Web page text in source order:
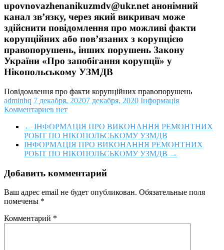
upovnovazhenanikuzmdv@ukr.net анонімний
канал зв’язку, через який викривач може
здійснити повідомлення про можливі факти
корупційних або пов’язаних з корупцією
правопорушень, інших порушень Закону
України «Про запобігання корупції» у
Нікопольському УЗМДВ
Повідомлення про факти корупційних правопорушень
adminhq 7 декабря, 20207 декабря, 2020 Інформація
Комментариев нет
← ІНФОРМАЦІЯ ПРО ВИКОНАННЯ РЕМОНТНИХ
РОБІТ ПО НІКОПОЛЬСЬКОМУ УЗМДВ
ІНФОРМАЦІЯ ПРО ВИКОНАННЯ РЕМОНТНИХ
РОБІТ ПО НІКОПОЛЬСЬКОМУ УЗМДВ →
Добавить комментарий
Ваш адрес email не будет опубликован. Обязательные поля
помечены *
Комментарий *